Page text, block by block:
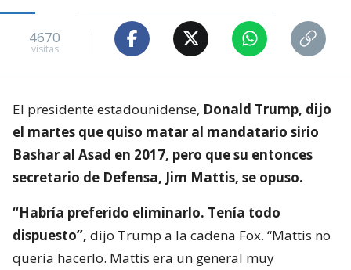
4670
visitas
El presidente estadounidense, Donald Trump, dijo
el martes que quiso matar al mandatario sirio
Bashar al Asad en 2017, pero que su entonces
secretario de Defensa, Jim Mattis, se opuso.
“Habría preferido eliminarlo. Tenía todo
dispuesto”, dijo Trump a la cadena Fox. “Mattis no
quería hacerlo. Mattis era un general muy